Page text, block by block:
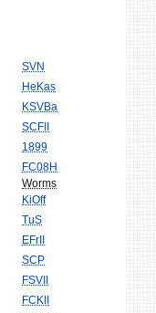
SVN
HeKas
KSVBa
SCFII
1899
FC08H
Worms
KiOff
TuS
EFrII
SCP
FSVII
FCKII